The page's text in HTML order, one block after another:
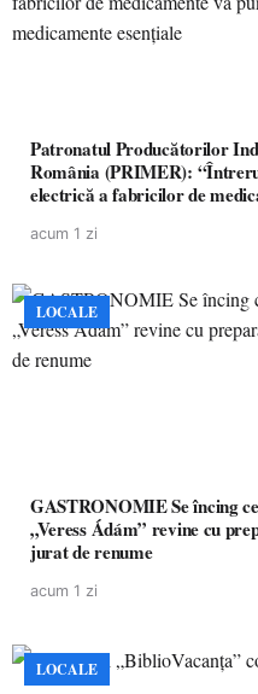
Patronatul Producătorilor
România (PRIMER):
electrică a fabricilor de
acum 1 zi
LOCALE
GASTRONOMIE Se încing ceaunele la Satu Mare! Concursul
„Veress Ádám” revine cu
jurat de renume
acum 1 zi
LOCALE